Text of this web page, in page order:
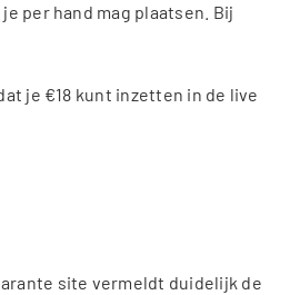
per hand mag plaatsen. Bij
je €18 kunt inzetten in de live
site vermeldt duidelijk de